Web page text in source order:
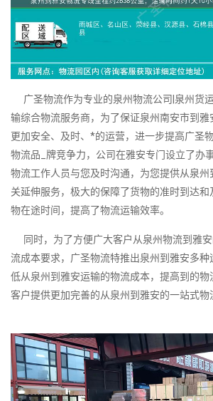
广圣物流作为专业的泉州物流公司|泉州货
输综合物流服务商，为了保证泉州南安市到
更加安全、及时、*的运营，进一步提高广圣
物流品_牌竞争力，公司在雅安专门设立了办
物流工作人员与您及时沟通，为您提供从泉州
关延伸服务，极大的保障了货物的准时到达
物在途时间，提高了物流运输效率。
同时，为了方便广大客户从泉州物流到雅
流成本要求，广圣物流特推出泉州到雅安多
低从泉州到雅安运输的物流成本，提高到的
客户提供更加完善的从泉州到雅安的一站式物